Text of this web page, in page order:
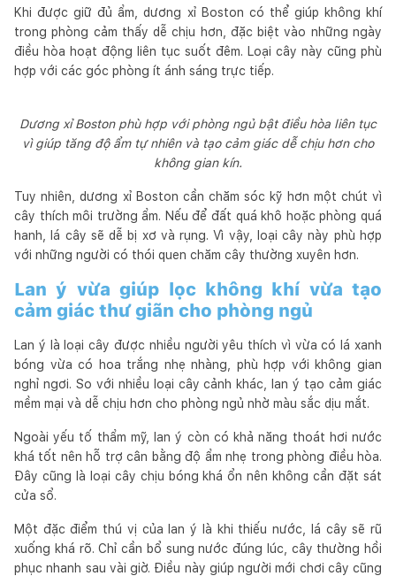
Khi được giữ đủ ẩm, dương xỉ Boston có thể giúp không khí
trong phòng cảm thấy dễ chịu hơn, đặc biệt vào những ngày
điều hòa hoạt động liên tục suốt đêm. Loại cây này cũng phù
hợp với các góc phòng ít ánh sáng trực tiếp.
Dương xỉ Boston phù hợp với phòng ngủ bật điều hòa liên tục
vì giúp tăng độ ẩm tự nhiên và tạo cảm giác dễ chịu hơn cho
không gian kín.
Tuy nhiên, dương xỉ Boston cần chăm sóc kỹ hơn một chút vì
cây thích môi trường ẩm. Nếu để đất quá khô hoặc phòng quá
hanh, lá cây sẽ dễ bị xơ và rụng. Vì vậy, loại cây này phù hợp
với những người có thói quen chăm cây thường xuyên hơn.
Lan ý vừa giúp lọc không khí vừa tạo
cảm giác thư giãn cho phòng ngủ
Lan ý là loại cây được nhiều người yêu thích vì vừa có lá xanh
bóng vừa có hoa trắng nhẹ nhàng, phù hợp với không gian
nghỉ ngơi. So với nhiều loại cây cảnh khác, lan ý tạo cảm giác
mềm mại và dễ chịu hơn cho phòng ngủ nhờ màu sắc dịu mắt.
Ngoài yếu tố thẩm mỹ, lan ý còn có khả năng thoát hơi nước
khá tốt nên hỗ trợ cân bằng độ ẩm nhẹ trong phòng điều hòa.
Đây cũng là loại cây chịu bóng khá ổn nên không cần đặt sát
cửa sổ.
Một đặc điểm thú vị của lan ý là khi thiếu nước, lá cây sẽ rũ
xuống khá rõ. Chỉ cần bổ sung nước đúng lúc, cây thường hồi
phục nhanh sau vài giờ. Điều này giúp người mới chơi cây cũng